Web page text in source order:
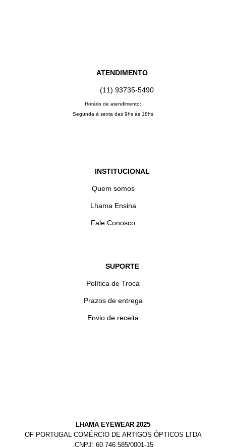
ATENDIMENTO
(11) 93735‑5490‬
Horário de atendimento:
Segunda à sexta das 9hs ás 18hs
INSTITUCIONAL
Quem somos
Lhama Ensina
Fale Conosco
SUPORTE
Política de Troca
Prazos de entrega
Envio de receita
LHAMA EYEWEAR 2025
OF PORTUGAL COMÉRCIO DE ARTIGOS ÓPTICOS LTDA
.CNPJ: 60.746.585/0001-15